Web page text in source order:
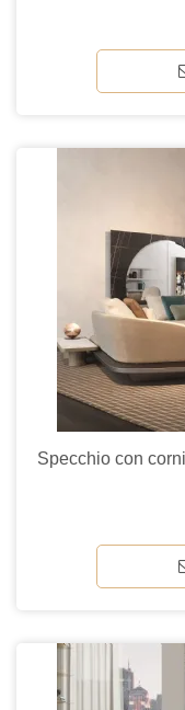
Specchio con